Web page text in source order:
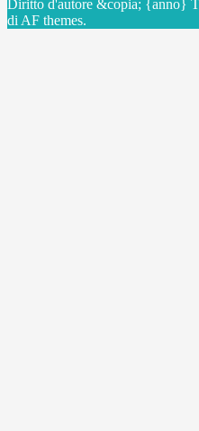
Diritto d'autore &copia; {anno}
di AF themes.